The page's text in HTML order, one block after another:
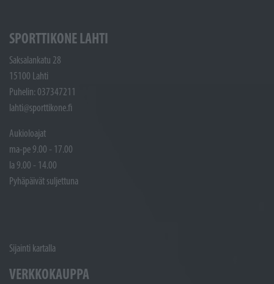
SPORTTIKONE LAHTI
Saksalankatu 28
15100 Lahti
Puhelin: 037347211
lahti@sporttikone.fi
Aukioloajat
ma-pe 9.00 - 17.00
la 9.00 - 14.00
Pyhäpäivät suljettuna
Sijainti kartalla
VERKKOKAUPPA